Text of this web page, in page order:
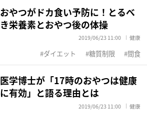
おやつがドカ食い予防に！とるべ
き栄養素とおやつ後の体操
2019/06/23 11:00 健康
ダイエット 糖質制限 間食
医学博士が「17時のおやつは健康
に有効」と語る理由とは
2019/06/23 11:00 健康